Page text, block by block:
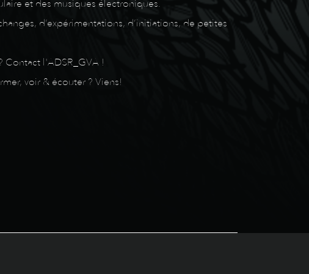
et des musiques électroniques.
d’expérimentations, d’initiations, de petites
Contact l'ADSR_GVA !
voir & écouter ? Viens!